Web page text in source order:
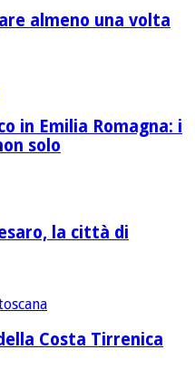
almeno una volta
in Emilia Romagna: i
solo
la città di
Costa Tirrenica